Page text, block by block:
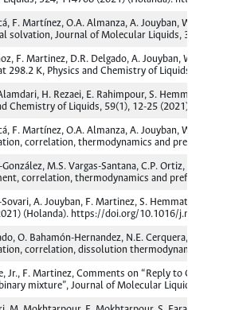
F. Martínez, O.A. Almanza, A. Jouyban, W.E.
solvation, Journal of Molecular Liquids, 324,
F. Martinez, D.R. Delgado, A. Jouyban, W.E.
298.2 K, Physics and Chemistry of Liquids,
H. Rezaei, E. Rahimpour, S. Hemmati,
Chemistry of Liquids, 59(1), 12-25 (2021)
F. Martínez, O.A. Almanza, A. Jouyban, W.E.
correlation, thermodynamics and
M.S. Vargas-Santana, C.P. Ortiz, N.E.
correlation, thermodynamics and
Sovari, A. Jouyban, F. Martinez, S. Hemmati, E.
(Holanda). https://doi.org/10.1016/
O. Bahamón-Hernandez, N.E. Cerquera, C.P.
correlation, dissolution thermodynamics
Jr., F. Martinez, Comments on “Reply to
mixture”, Journal of Molecular Liquids,